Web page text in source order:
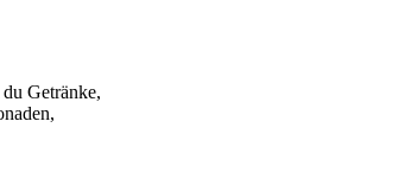
Getränke,